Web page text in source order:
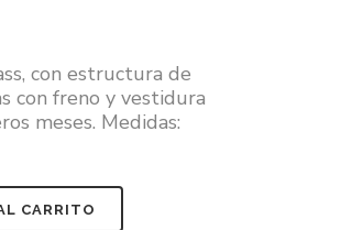
con estructura de
con freno y vestidura
meses. Medidas:
CARRITO